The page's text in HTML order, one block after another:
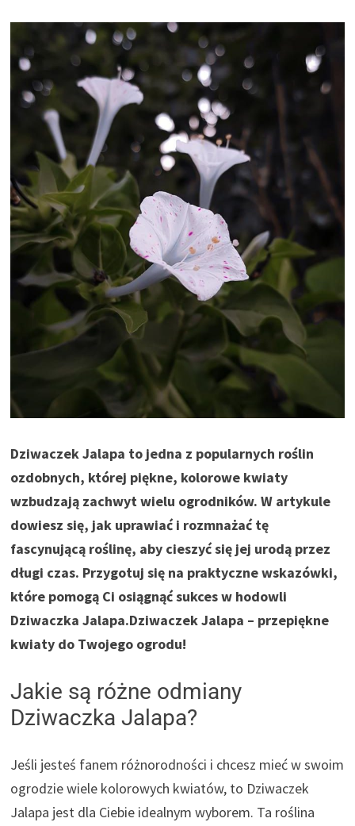
Dziwaczek Jalapa to jedna z popularnych roślin
ozdobnych, której piękne, kolorowe kwiaty
wzbudzają zachwyt wielu ogrodników. W artykule
dowiesz się, jak uprawiać i rozmnażać tę
fascynującą roślinę, aby cieszyć się jej urodą przez
długi czas. Przygotuj się na praktyczne wskazówki,
które pomogą Ci osiągnąć sukces w hodowli
Dziwaczka Jalapa.Dziwaczek Jalapa – przepiękne
kwiaty do Twojego ogrodu!
Jakie są różne odmiany
Dziwaczka Jalapa?
Jeśli jesteś fanem różnorodności i chcesz mieć w swoim
ogrodzie wiele kolorowych kwiatów, to Dziwaczek
Jalapa jest dla Ciebie idealnym wyborem. Ta roślina